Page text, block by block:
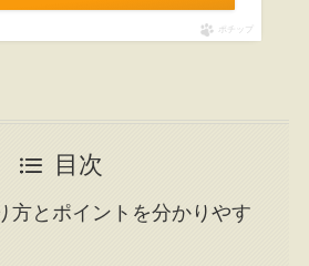
ポチップ
目次
方とポイントを分かりやす